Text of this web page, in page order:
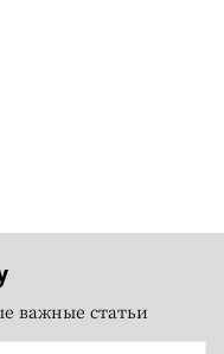
важные статьи